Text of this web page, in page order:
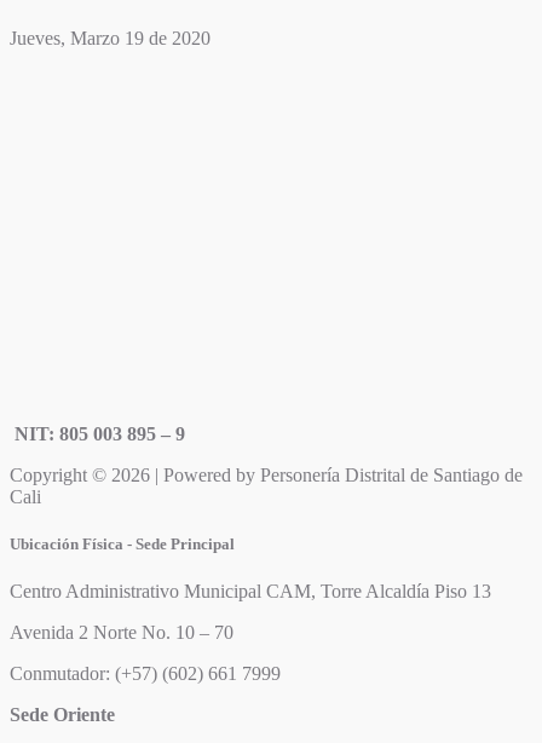
Jueves, Marzo 19 de 2020
NIT: 805 003 895 – 9
Copyright © 2026 | Powered by Personería Distrital de Santiago de
Cali
Ubicación Física - Sede Principal
Centro Administrativo Municipal CAM, Torre Alcaldía Piso 13
Avenida 2 Norte No. 10 – 70
Conmutador: (+57) (602) 661 7999
Sede Oriente